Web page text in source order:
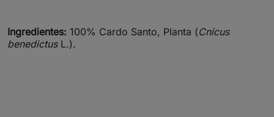
Ingredientes: 100% Cardo Santo, Planta (Cnicus
benedictusL.).